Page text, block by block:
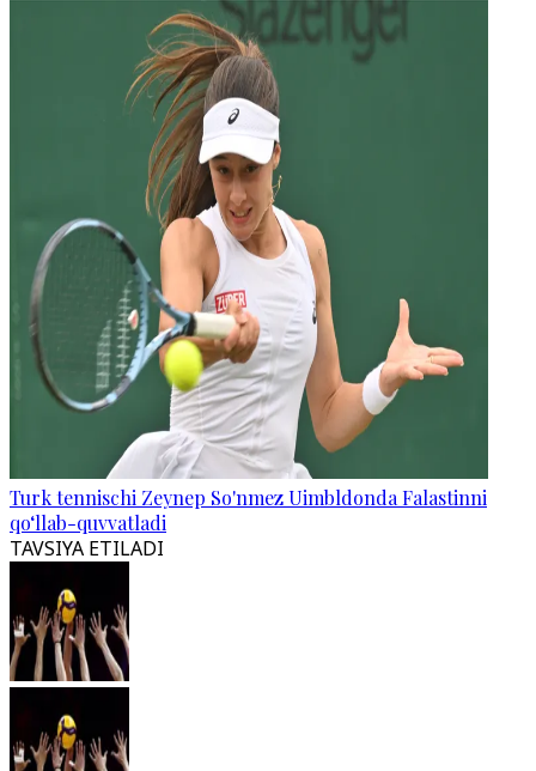
Turk tennischi Zeynep So'nmez Uimbldonda Falastinni
qo‘llab-quvvatladi
TAVSIYA ETILADI